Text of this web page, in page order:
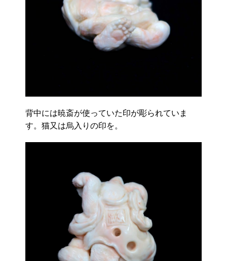
背中には暁斎が使っていた印が彫られていま
す。猫又は烏入りの印を。